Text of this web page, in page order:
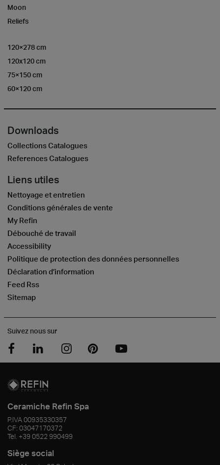
Moon
Reliefs
120×278 cm
120x120 cm
75×150 cm
60×120 cm
Downloads
Collections Catalogues
References Catalogues
Liens utiles
Nettoyage et entretien
Conditions générales de vente
My Refin
Débouché de travail
Accessibility
Politique de protection des données personnelles
Déclaration d’information
Feed Rss
Sitemap
Suivez nous sur
Ceramiche Refin Spa
P.IVA00935330357
CF: 03047170372
Tel. +39 0522 990499
Siège social